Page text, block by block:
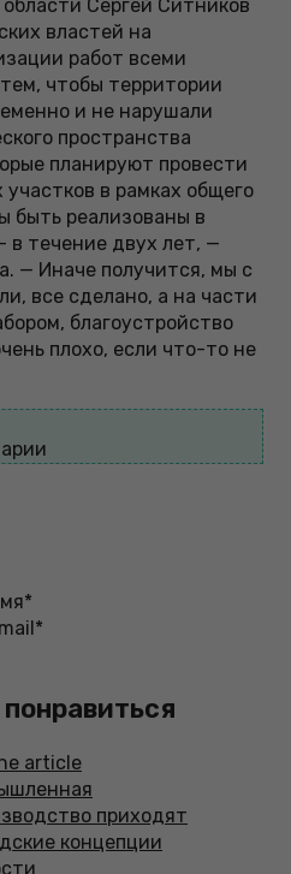
области Сергей Ситников
властей на
работ всеми
чтобы территории
и не нарушали
пространства
планируют провести
в рамках общего
быть реализованы в
в течение двух лет, —
— Иначе получится, мы с
все сделано, а на части
благоустройство
плохо, если что-то не